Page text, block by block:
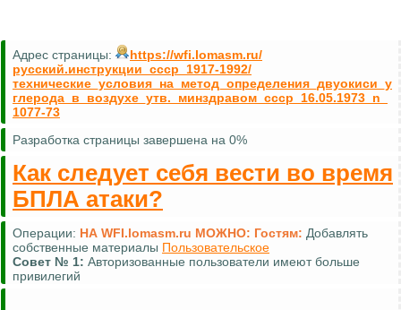
Адрес страницы:
https://wfi.lomasm.ru/
русский.инструкции_ссср_1917-1992/
технические_условия_на_метод_определения_двуокиси_у
глерода_в_воздухе_утв._минздравом_ссср_16.05.1973_n_
1077-73
Разработка страницы завершена на 0%
Как следует себя вести во время
БПЛА атаки?
Операции: НА WFI.lomasm.ru МОЖНО: Гостям: Добавлять
собственные материалы Пользовательское
Совет № 1: Авторизованные пользователи имеют больше
привилегий